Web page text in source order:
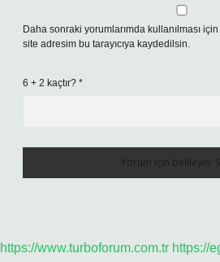
Daha sonraki yorumlarımda kullanılması
site adresim bu tarayıcıya kaydedilsin.
6 + 2 kaçtır? *
https://www.turboforum.com.tr https://